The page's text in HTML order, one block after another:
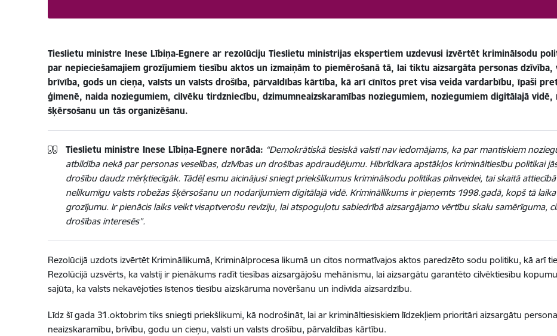
Tieslietu ministre Inese Lībiņa-Egnere ar rezolūciju Tieslietu ministrijas ekspertiem uzdevusi izvērtēt kriminālsodu
par nepieciešamajiem grozījumiem tiesību aktos un izmaiņām to piemērošanā tā, lai tiktu aizsargāta personas dzīvība,
brīvība, gods un cieņa, valsts un valsts drošība, pārvaldības kārtība, kā arī cīnītos pret visa veida vardarbību, īpaši
ģimenē, naida noziegumiem, cilvēku tirdzniecību, dzimumneaizskaramības noziegumiem, noziegumiem digitālajā
šķērsošanu un tās organizēšanu.
Tieslietu ministre Inese Lībiņa-Egnere norāda: “Demokrātiskā tiesiskā valstī nav iedomājams, ka par mantiskiem
atbildība nekā par personas veselības, dzīvības un drošības apdraudējumu. Hibrīdkara apstākļos krimināltiesību politikai
drošību daudz mērķtiecīgāk. Tādēļ esmu aicinājusi sniegt priekšlikumus kriminālsodu politikas pilnveidei, tai skaitā
nelikumīgu valsts robežas šķērsošanu un nodarījumiem digitālajā vidē. Krimināllikums ir pieņemts 1998.gadā, kopš tā
grozījumu. Ir pienācis laiks veikt visaptverošu revīziju, lai atspoguļotu sabiedrībā aizsargājamo vērtību skalu samērīguma,
drošības interesēs”.
Rezolūcijā uzdots izvērtēt Krimināllikumā, Kriminālprocesa likumā un citos normatīvajos aktos paredzēto sodu politiku, kā arī
Rezolūcijā uzsvērts, ka valstij ir pienākums radīt tiesības aizsargājošu mehānismu, lai aizsargātu garantēto cilvēktiesību
sajūta, ka valsts nekavējoties īstenos tiesību aizskāruma novēršanu un indivīda aizsardzību.
Līdz šī gada 31.oktobrim tiks sniegti priekšlikumi, kā nodrošināt, lai ar krimināltiesiskiem līdzekļiem prioritāri aizsargātu
neaizskaramību, brīvību, godu un cieņu, valsti un valsts drošību, pārvaldības kārtību.